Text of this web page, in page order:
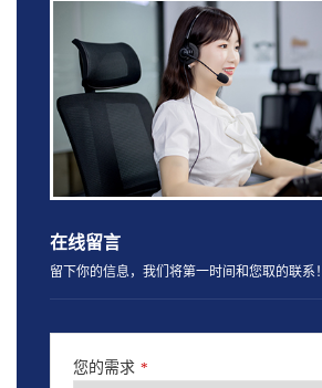
在线留言
留下你的信息，我们将第一时间和您取的联系！
您的需求 *